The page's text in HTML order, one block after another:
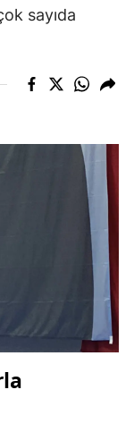
sayıda